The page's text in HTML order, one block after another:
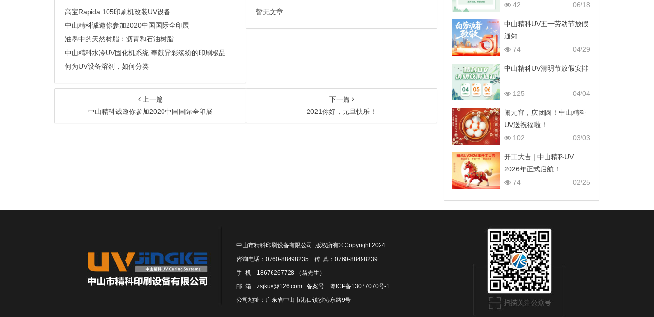
高宝Rapida 105印刷机改装UV设备
中山精科诚邀你参加2020中国国际全印展
油墨中的天然树脂：沥青和石油树脂
中山精科水冷UV固化机系统 奉献异彩缤纷的印刷极品
何为UV设备溶剂，如何分类
暂无文章
上一篇
中山精科诚邀你参加2020中国国际全印展
下一篇
2021你好，元旦快乐！
06/18
42
中山精科UV五一劳动节放假
通知
04/29
74
中山精科UV清明节放假安排
04/04
125
闹元宵，庆团圆！中山精科
UV送祝福啦！
03/03
102
开工大吉 | 中山精科UV
2026年正式启航！
02/25
74
中山市精科印刷设备有限公司 版权所有© Copyright 2024
咨询电话：0760-88498235 传 真：0760-88498239
手 机：18676267728 （翁先生）
邮 箱：zsjkuv@126.com 备案号： 粤ICP备13077070号-1
公司地址：广东省中山市港口镇沙港东路9号